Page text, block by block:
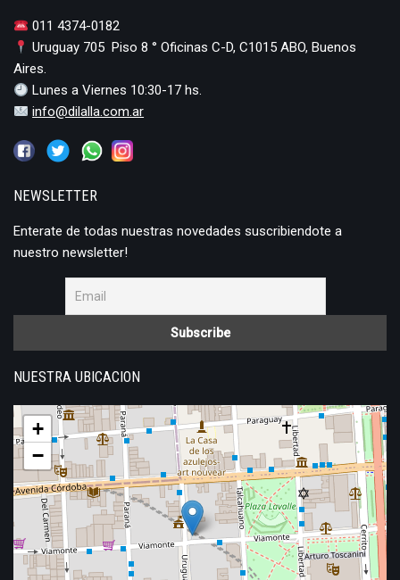
011 4374-0182
Uruguay 705 Piso 8 ° Oficinas C-D, C1015 ABO, Buenos
Aires.
Lunes a Viernes 10:30-17 hs.
info@dilalla.com.ar
NEWSLETTER
Enterate de todas nuestras novedades suscribiendote a
nuestro newsletter!
NUESTRA UBICACION
+
−